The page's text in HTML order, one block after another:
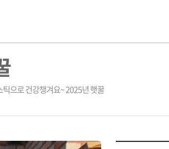
으로 건강챙겨요~ 2025년 햇꿀